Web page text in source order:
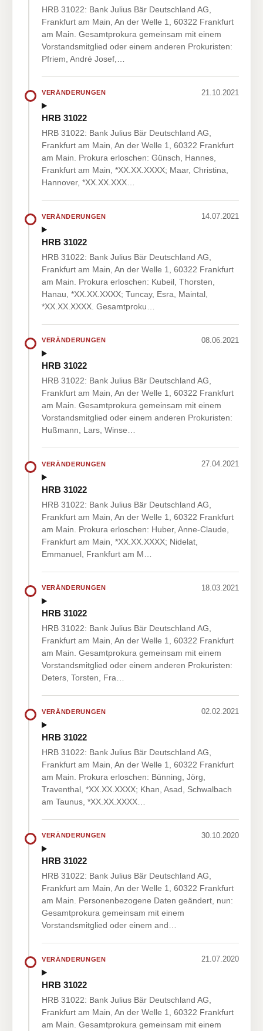
HRB 31022: Bank Julius Bär Deutschland AG,
Frankfurt am Main, An der Welle 1, 60322 Frankfurt
am Main. Gesamtprokura gemeinsam mit einem
Vorstandsmitglied oder einem anderen Prokuristen:
Pfriem, André Josef,…
VERÄNDERUNGEN 21.10.2021
HRB 31022
HRB 31022: Bank Julius Bär Deutschland AG,
Frankfurt am Main, An der Welle 1, 60322 Frankfurt
am Main. Prokura erloschen: Günsch, Hannes,
Frankfurt am Main, *XX.XX.XXXX; Maar, Christina,
Hannover, *XX.XX.XXX…
VERÄNDERUNGEN 14.07.2021
HRB 31022
HRB 31022: Bank Julius Bär Deutschland AG,
Frankfurt am Main, An der Welle 1, 60322 Frankfurt
am Main. Prokura erloschen: Kubeil, Thorsten,
Hanau, *XX.XX.XXXX; Tuncay, Esra, Maintal,
*XX.XX.XXXX. Gesamtproku…
VERÄNDERUNGEN 08.06.2021
HRB 31022
HRB 31022: Bank Julius Bär Deutschland AG,
Frankfurt am Main, An der Welle 1, 60322 Frankfurt
am Main. Gesamtprokura gemeinsam mit einem
Vorstandsmitglied oder einem anderen Prokuristen:
Hußmann, Lars, Winse…
VERÄNDERUNGEN 27.04.2021
HRB 31022
HRB 31022: Bank Julius Bär Deutschland AG,
Frankfurt am Main, An der Welle 1, 60322 Frankfurt
am Main. Prokura erloschen: Huber, Anne-Claude,
Frankfurt am Main, *XX.XX.XXXX; Nidelat,
Emmanuel, Frankfurt am M…
VERÄNDERUNGEN 18.03.2021
HRB 31022
HRB 31022: Bank Julius Bär Deutschland AG,
Frankfurt am Main, An der Welle 1, 60322 Frankfurt
am Main. Gesamtprokura gemeinsam mit einem
Vorstandsmitglied oder einem anderen Prokuristen:
Deters, Torsten, Fra…
VERÄNDERUNGEN 02.02.2021
HRB 31022
HRB 31022: Bank Julius Bär Deutschland AG,
Frankfurt am Main, An der Welle 1, 60322 Frankfurt
am Main. Prokura erloschen: Bünning, Jörg,
Traventhal, *XX.XX.XXXX; Khan, Asad, Schwalbach
am Taunus, *XX.XX.XXXX…
VERÄNDERUNGEN 30.10.2020
HRB 31022
HRB 31022: Bank Julius Bär Deutschland AG,
Frankfurt am Main, An der Welle 1, 60322 Frankfurt
am Main. Personenbezogene Daten geändert, nun:
Gesamtprokura gemeinsam mit einem
Vorstandsmitglied oder einem and…
VERÄNDERUNGEN 21.07.2020
HRB 31022
HRB 31022: Bank Julius Bär Deutschland AG,
Frankfurt am Main, An der Welle 1, 60322 Frankfurt
am Main. Gesamtprokura gemeinsam mit einem